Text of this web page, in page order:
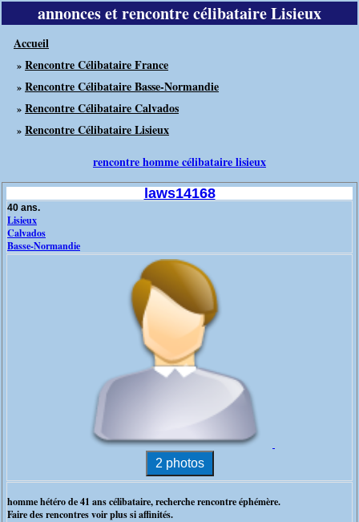
annonces et rencontre célibataire Lisieux
Accueil
» Rencontre Célibataire France
» Rencontre Célibataire Basse-Normandie
» Rencontre Célibataire Calvados
» Rencontre Célibataire Lisieux
rencontre homme célibataire lisieux
laws14168
40 ans.
Lisieux
Calvados
Basse-Normandie
homme hétéro de 41 ans célibataire, recherche rencontre éphémère.
Faire des rencontres voir plus si affinités.